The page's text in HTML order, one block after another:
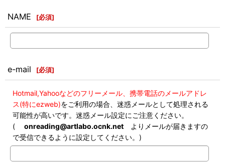
NAME [必須]
e-mail [必須]
Hotmail,Yahooなどのフリーメール、携帯電話のメールアドレ
ス(特にezweb)をご利用の場合、迷惑メールとして処理される
可能性が高いです。迷惑メール設定にご注意ください。
( onreading@artlabo.ocnk.net よりメールが届きますの
で受信できるように設定してください。)